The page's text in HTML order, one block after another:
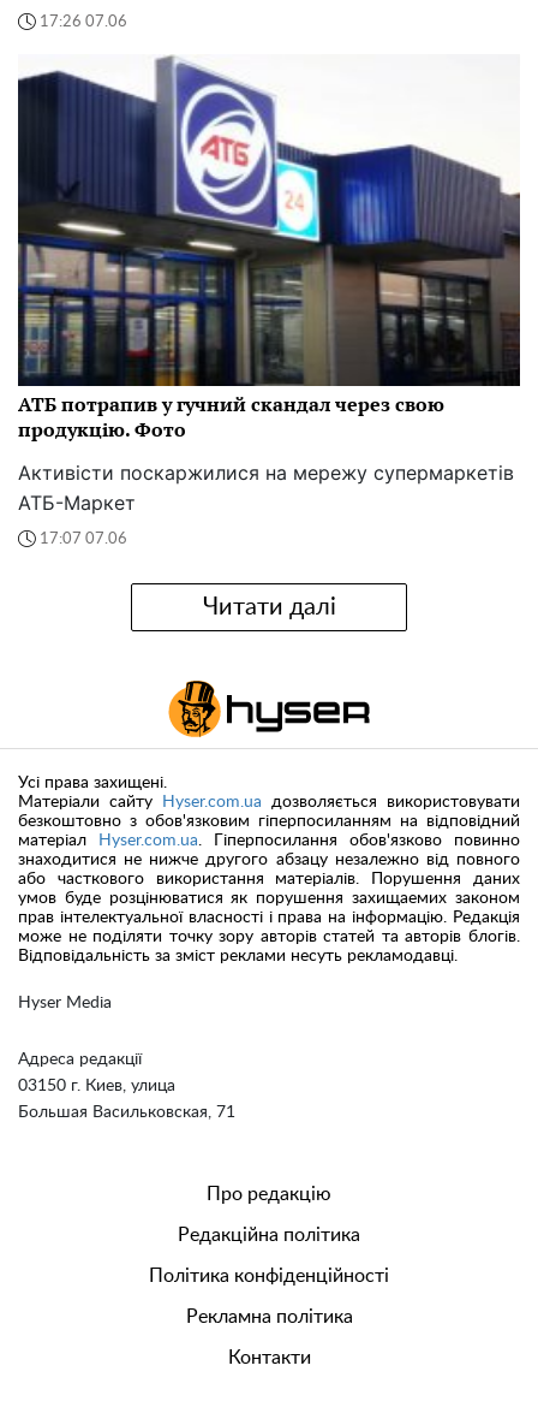
17:26 07.06
АТБ потрапив у гучний скандал через свою
продукцію. Фото
Активісти поскаржилися на мережу супермаркетів
АТБ-Маркет
17:07 07.06
Читати далі
Hyser Media
Адреса редакції
03150 г. Киев, улица
Большая Васильковская, 71
Усі права захищені.
Матеріали сайту
Hyser.com.ua дозволяється використовувати
безкоштовно з обов'язковим гіперпосиланням на відповідний
матеріал
Hyser.com.ua. Гіперпосилання обов'язково повинно
знаходитися не нижче другого абзацу незалежно від повного
або часткового використання матеріалів. Порушення даних
умов буде розцінюватися як порушення захищаемих законом
прав інтелектуальної власності і права на інформацію. Редакція
може не поділяти точку зору авторів статей та авторів блогів.
Відповідальність за зміст реклами несуть рекламодавці.
Про редакцію
Редакційна політика
Політика конфіденційності
Рекламна політика
Контакти